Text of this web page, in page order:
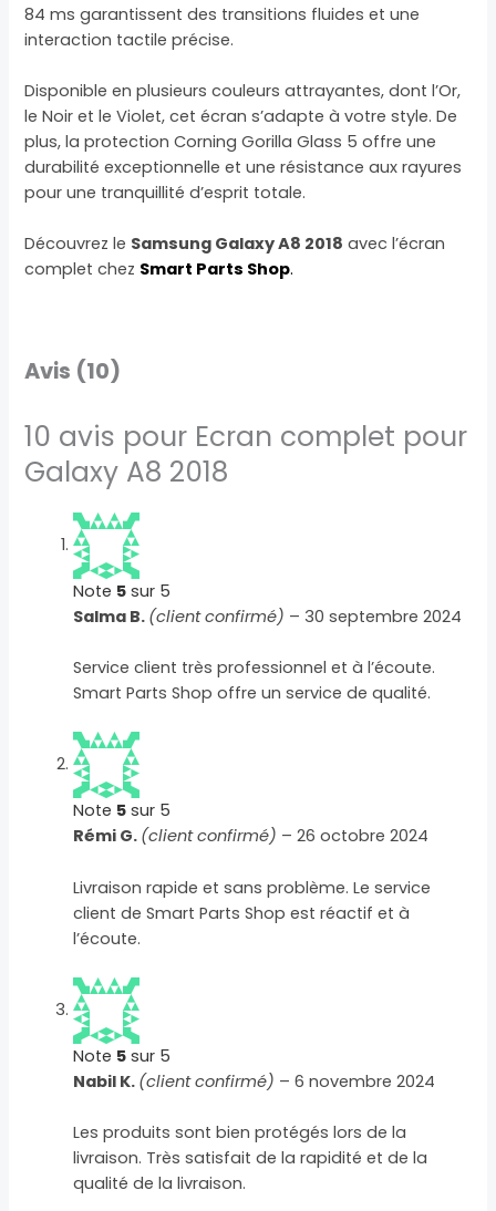
84 ms garantissent des transitions fluides et une
interaction tactile précise.
Disponible en plusieurs couleurs attrayantes, dont l’Or,
le Noir et le Violet, cet écran s’adapte à votre style. De
plus, la protection Corning Gorilla Glass 5 offre une
durabilité exceptionnelle et une résistance aux rayures
pour une tranquillité d’esprit totale.
Découvrez le Samsung Galaxy A8 2018 avec l’écran
complet chez Smart Parts Shop.
Avis (10)
10 avis pour Ecran complet pour
Galaxy A8 2018
Note 5 sur 5
Salma B. (client confirmé) – 30 septembre 2024
Service client très professionnel et à l’écoute.
Smart Parts Shop offre un service de qualité.
Note 5 sur 5
Rémi G. (client confirmé) – 26 octobre 2024
Livraison rapide et sans problème. Le service
client de Smart Parts Shop est réactif et à
l’écoute.
Note 5 sur 5
Nabil K. (client confirmé) – 6 novembre 2024
Les produits sont bien protégés lors de la
livraison. Très satisfait de la rapidité et de la
qualité de la livraison.